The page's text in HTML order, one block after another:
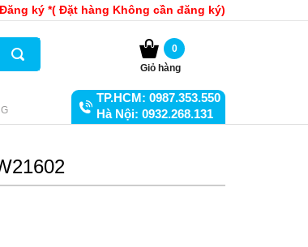
Đăng ký *( Đặt hàng Không cần đăng ký)
0
Giỏ hàng
TP.HCM: 0987.353.550
Hà Nội: 0932.268.131